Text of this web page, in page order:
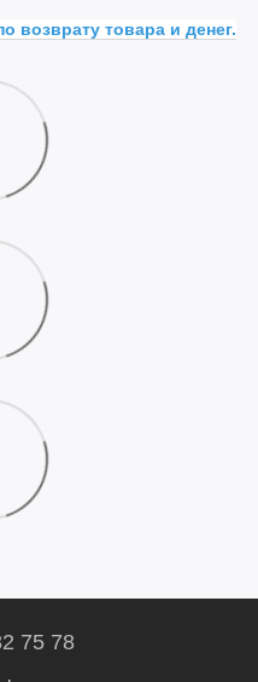
возврату товара и денег.
75 78